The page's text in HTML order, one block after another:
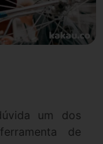
um dos
de